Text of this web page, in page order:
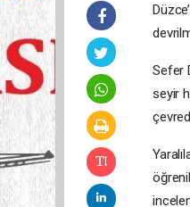
Sefer
seyir